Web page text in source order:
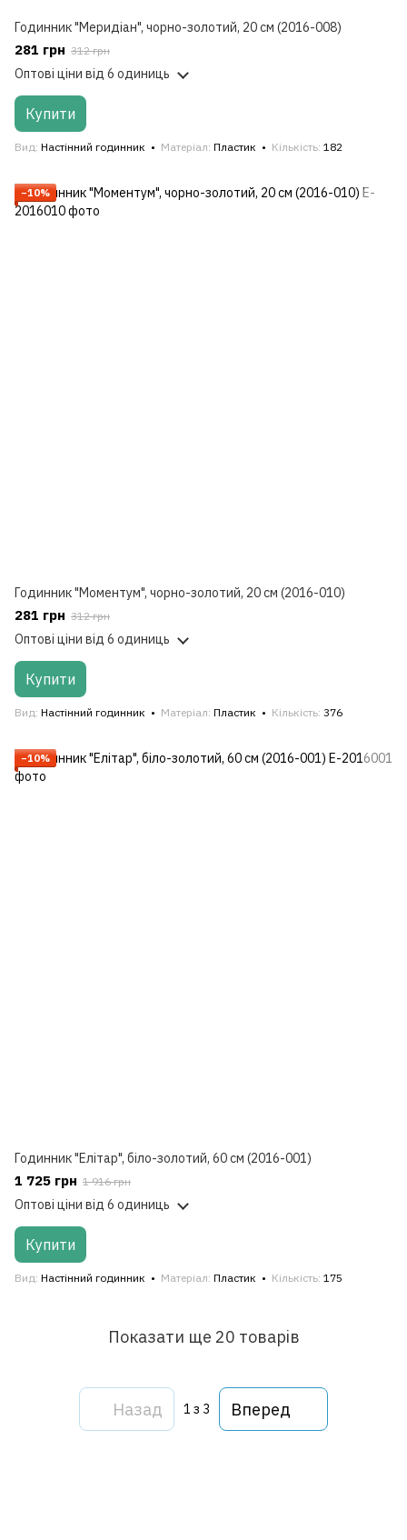
Годинник "Меридіан", чорно-золотий, 20 см (2016-008)
281 грн 312 грн
Оптові ціни від 6 одиниць
Купити
Вид Настінний годинник Матеріал Пластик Кількість 182
−10%
Годинник "Моментум", чорно-золотий, 20 см (2016-010)
281 грн 312 грн
Оптові ціни від 6 одиниць
Купити
Вид Настінний годинник Матеріал Пластик Кількість 376
−10%
Годинник "Елітар", біло-золотий, 60 см (2016-001)
1 725 грн 1 916 грн
Оптові ціни від 6 одиниць
Купити
Вид Настінний годинник Матеріал Пластик Кількість 175
Показати ще 20 товарів
Назад 1 з 3 Вперед